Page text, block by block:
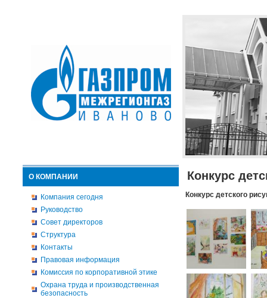
О КОМПАНИИ
Компания сегодня
Руководство
Совет директоров
Структура
Контакты
Правовая информация
Комиссия по корпоративной этике
Охрана труда и производственная
безопасность
Конкурс
Конкурс детского